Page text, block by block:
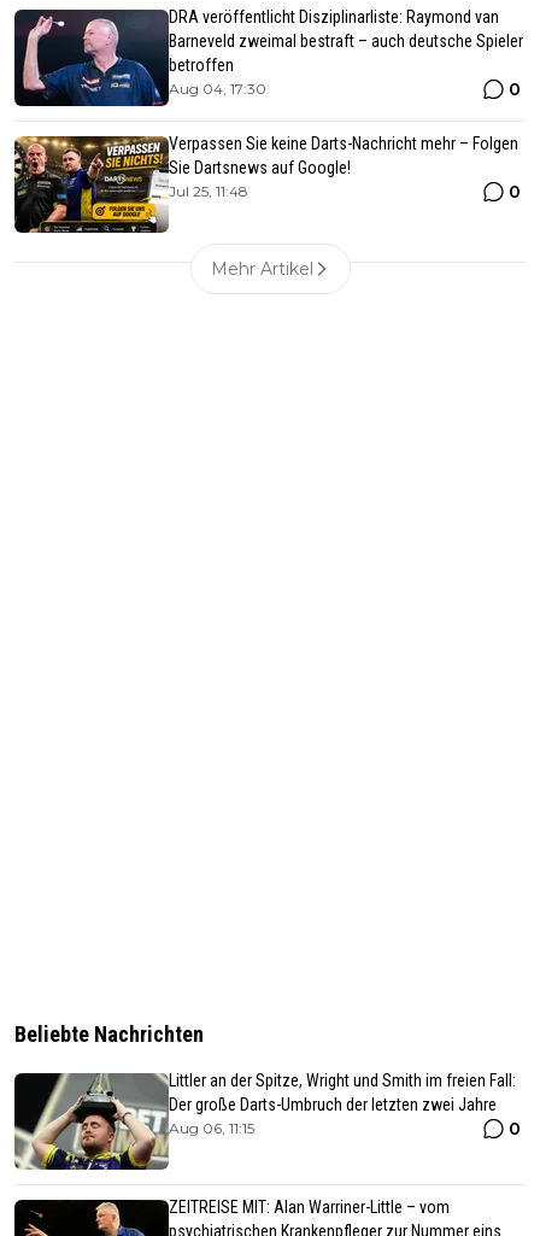
DRA veröffentlicht Disziplinarliste: Raymond van
Barneveld zweimal bestraft – auch deutsche Spieler
betroffen
Aug 04, 17:30 0
Verpassen Sie keine Darts-Nachricht mehr – Folgen
Sie Dartsnews auf Google!
Jul 25, 11:48 0
Mehr Artikel
Beliebte Nachrichten
Littler an der Spitze, Wright und Smith im freien Fall:
Der große Darts-Umbruch der letzten zwei Jahre
Aug 06, 11:15 0
ZEITREISE MIT: Alan Warriner-Little – vom
psychiatrischen Krankenpfleger zur Nummer eins